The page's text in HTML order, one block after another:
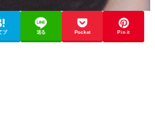
ブ 送る Pocket Pin it